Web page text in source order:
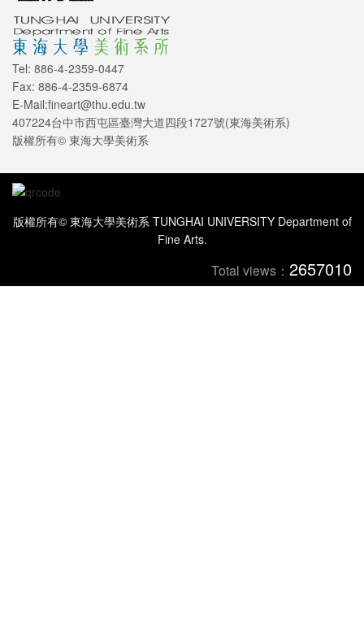
Tel: 886-4-2359-0447
Fax: 886-4-2359-6874
E-Mail:fineart@thu.edu.tw
407224台中市西屯區臺灣大道四段1727號(東海美術系)
版權所有© 東海大學美術系
版權所有© 東海大學美術系 TUNGHAI UNIVERSITY Department of
Fine Arts.
Total views： 2657010